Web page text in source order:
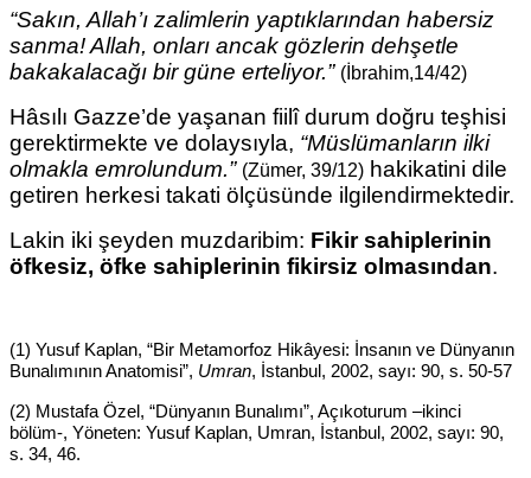
“Sakın, Allah’ı zalimlerin yaptıklarından habersiz
sanma! Allah, onları ancak gözlerin dehşetle
bakakalacağı bir güne erteliyor.” (İbrahim,14/42)
Hâsılı Gazze’de yaşanan fiilî durum doğru teşhisi
gerektirmekte ve dolaysıyla, “Müslümanların ilki
olmakla emrolundum.” (Zümer, 39/12) hakikatini dile
getiren herkesi takati ölçüsünde ilgilendirmektedir.
Lakin iki şeyden muzdaribim: Fikir sahiplerinin
öfkesiz, öfke sahiplerinin fikirsiz olmasından.
(1) Yusuf Kaplan, “Bir Metamorfoz Hikâyesi: İnsanın ve Dünyanın
Bunalımının Anatomisi”, Umran, İstanbul, 2002, sayı: 90, s. 50-57
(2) Mustafa Özel, “Dünyanın Bunalımı”, Açıkoturum –ikinci
bölüm-, Yöneten: Yusuf Kaplan, Umran, İstanbul, 2002, sayı: 90,
s. 34, 46.